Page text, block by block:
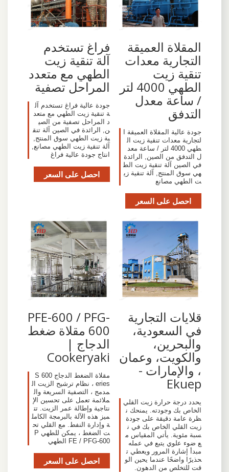
المقلاة العميقة
التجارية معدات
تنقية زيت
الطهي 4000 لتر
/ ساعة معدل
التدفق
جودة عالية المقلاة العميقة ا
لتجارية معدات تنقية زيت ال
طهي 4000 لتر / ساعة معد
ل التدفق من الصين, الرائدة
في الصين آلة تنقية زيت الط
هي سوق المنتج, آلة تنقية زي
ت الطهي مصانع
احصل على السعر
فراغ تستخدم
آلة تنقية زيت
الطهي مع متعدد
المراحل تصفية
جودة عالية فراغ تستخدم آل
ة تنقية زيت الطهي مع متعد
د المراحل تصفية من الصي
ن, الرائدة في الصين آلة تنق
ية زيت الطهي سوق المنتج,
آلة تنقية زيت الطهي مصانع,
انتاج جودة عالية فراغ
احصل على السعر
قلايات التجارية
في السعودية،
والبحرين،
والكويت، وعمان
، والإمارات -
Ekuep
يحدد درجة حرارة زيت القلي
الخاص بك وجودته. يمنحك ن
ظرة عامة دقيقة على جودة
زيت القلي الخاص بك في ن
سبة مئوية. يأتي المقياس م
ع ضوء علوي يتبع في عمله
مبدأ إشارة المرور ويعطي ت
حذيرًا واضحًا عندما يحين الو
قت للتخلص من الدهون.
PFE-600 / PFG-
600 مقلاة ضغط
الدجاج |
Cookeryaki
مقلاة الضغط الدجاج 600 S
eries ، نظام ترشيح الزيت ال
مدمج ، التصفية السريعة وال
ملائمة تعمل على تحسين الإ
نتاجية وإطالة عمر الزيت. تت
ميز هذه الآلة بالبرمجة الكامل
ة وإدارة النفط. مع القلي تح
ت الضغط ، يمكن للطهي P
FE / PFG-600 الطهي
احصل على السعر